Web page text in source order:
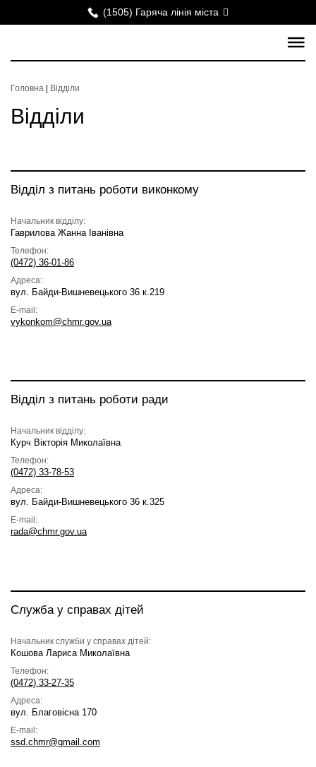
(1505) Гаряча лінія міста
Головна Відділи
Відділи
Відділ з питань роботи виконкому
Начальник відділу:
Гаврилова Жанна Іванівна
Телефон:
(0472) 36-01-86
Адреса:
вул. Байди-Вишневецького 36 к.219
E-mail:
vykonkom@chmr.gov.ua
Відділ з питань роботи ради
Начальник відділу:
Курч Вікторія Миколаївна
Телефон:
(0472) 33-78-53
Адреса:
вул. Байди-Вишневецького 36 к.325
E-mail:
rada@chmr.gov.ua
Служба у справах дітей
Начальник служби у справах дітей:
Кошова Лариса Миколаївна
Телефон:
(0472) 33-27-35
Адреса:
вул. Благовісна 170
E-mail:
ssd.chmr@gmail.com